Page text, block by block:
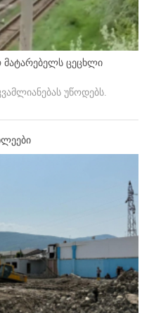
მატარებელს ცეცხლი
უწოდებს.